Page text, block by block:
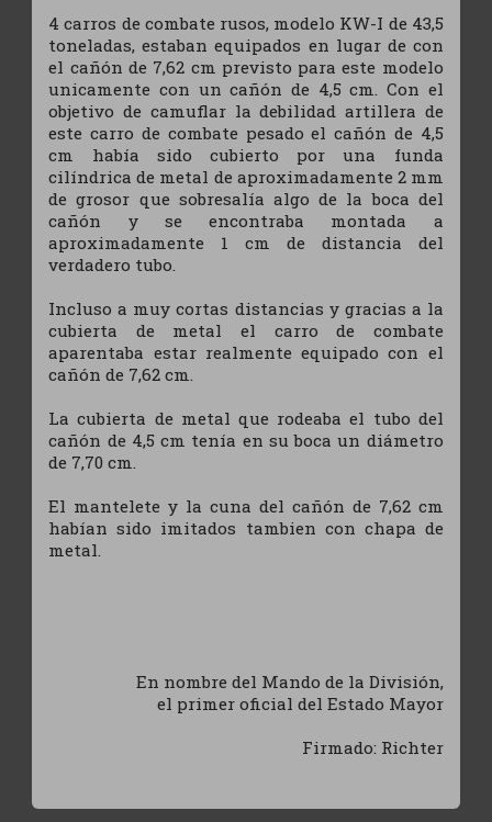
4 carros de combate rusos, modelo KW-I de 43,5
toneladas, estaban equipados en lugar de con
el cañón de 7,62 cm previsto para este modelo
unicamente con un cañón de 4,5 cm. Con el
objetivo de camuflar la debilidad artillera de
este carro de combate pesado el cañón de 4,5
cm había sido cubierto por una funda
cilíndrica de metal de aproximadamente 2 mm
de grosor que sobresalía algo de la boca del
cañón y se encontraba montada a
aproximadamente 1 cm de distancia del
verdadero tubo.
Incluso a muy cortas distancias y gracias a la
cubierta de metal el carro de combate
aparentaba estar realmente equipado con el
cañón de 7,62 cm.
La cubierta de metal que rodeaba el tubo del
cañón de 4,5 cm tenía en su boca un diámetro
de 7,70 cm.
El mantelete y la cuna del cañón de 7,62 cm
habían sido imitados tambien con chapa de
metal.
En nombre del Mando de la División,
el primer oficial del Estado Mayor
Firmado: Richter